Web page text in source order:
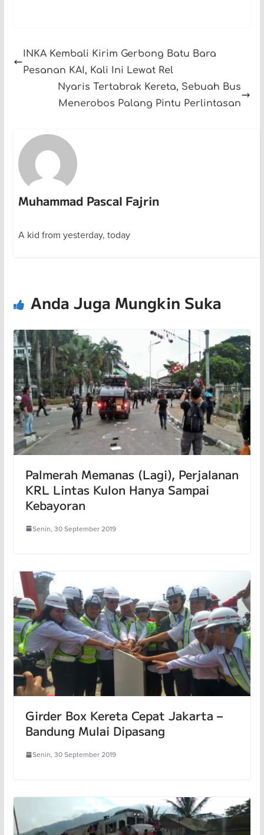
INKA Kembali Kirim Gerbong Batu Bara
Pesanan KAI, Kali Ini Lewat Rel
Nyaris Tertabrak Kereta, Sebuah Bus
Menerobos Palang Pintu Perlintasan
Muhammad Pascal Fajrin
A kid from yesterday, today
Anda Juga Mungkin Suka
Palmerah Memanas (Lagi), Perjalanan
KRL Lintas Kulon Hanya Sampai
Kebayoran
Senin, 30 September 2019
Girder Box Kereta Cepat Jakarta –
Bandung Mulai Dipasang
Senin, 30 September 2019